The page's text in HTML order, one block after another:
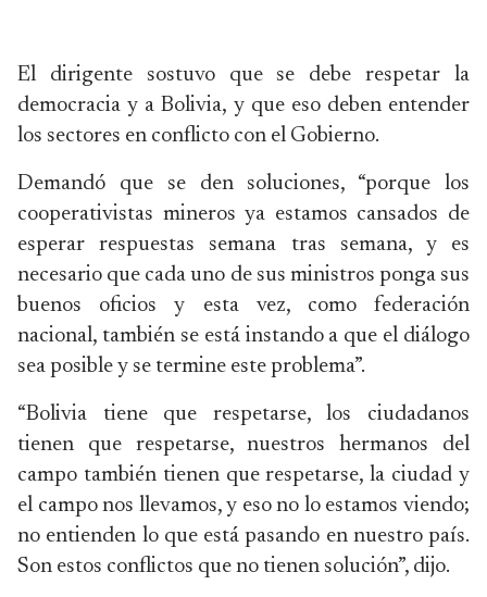
El dirigente sostuvo que se debe respetar la
democracia y a Bolivia, y que eso deben entender
los sectores en conflicto con el Gobierno.
Demandó que se den soluciones, “porque los
cooperativistas mineros ya estamos cansados de
esperar respuestas semana tras semana, y es
necesario que cada uno de sus ministros ponga sus
buenos oficios y esta vez, como federación
nacional, también se está instando a que el diálogo
sea posible y se termine este problema”.
“Bolivia tiene que respetarse, los ciudadanos
tienen que respetarse, nuestros hermanos del
campo también tienen que respetarse, la ciudad y
el campo nos llevamos, y eso no lo estamos viendo;
no entienden lo que está pasando en nuestro país.
Son estos conflictos que no tienen solución”, dijo.